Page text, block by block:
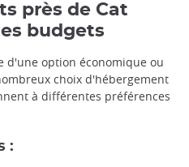
près de Cat
budgets
d'une option économique ou
choix d'hébergement
à différentes préférences
: